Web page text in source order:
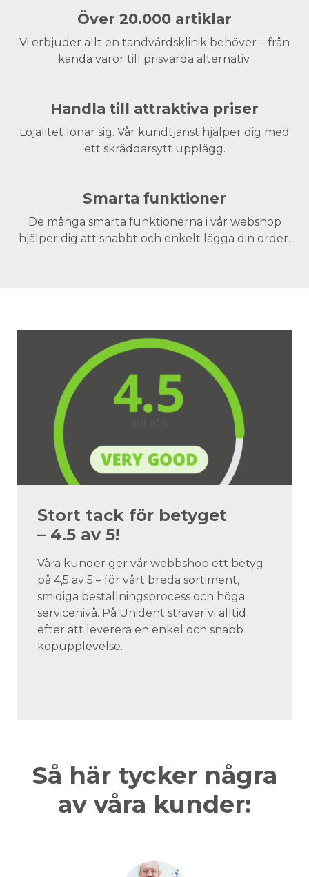
Över 20.000 artiklar
Vi erbjuder allt en tandvårdsklinik behöver – från
kända varor till prisvärda alternativ.
Handla till attraktiva priser
Lojalitet lönar sig. Vår kundtjänst hjälper dig med
ett skräddarsytt upplägg.
Smarta funktioner
De många smarta funktionerna i vår webshop
hjälper dig att snabbt och enkelt lägga din order.
Stort tack för betyget
– 4.5 av 5!
Våra kunder ger vår webbshop ett betyg
på 4,5 av 5 – för vårt breda sortiment,
smidiga beställningsprocess och höga
servicenivå. På Unident strävar vi alltid
efter att leverera en enkel och snabb
köpupplevelse.
Så här tycker några
av våra kunder: